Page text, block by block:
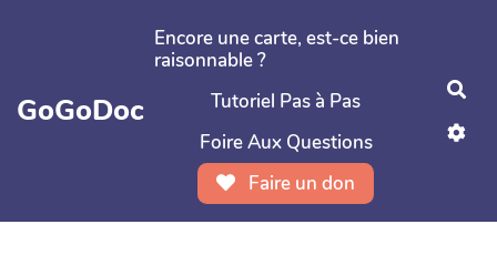
Aller au contenu principal
GoGoDoc
Encore une carte, est-ce bien
raisonnable ?
Tutoriel Pas à Pas
Foire Aux Questions
Faire un don